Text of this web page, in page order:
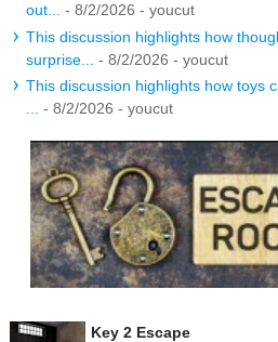
out...
- 8/2/2026 - youcut
This discussion highlights how
surprise...
- 8/2/2026 - youcut
This discussion highlights how toys
- 8/2/2026 - youcut
Key 2 Escape